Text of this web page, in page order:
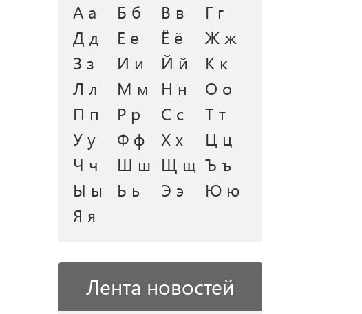
А а Б б В в
Г г
Д д
Е е Ё ё
Ж ж
З з
И и Й й
К к
Л л
М м Н н
О о
П п
Р р С с
Т т
У у
Ф ф Х х
Ц ц
Ч ч
Ш ш Щ щ Ъ ъ
Ы ы
Ь ь Э э
Ю ю
Я я
Лента новостей